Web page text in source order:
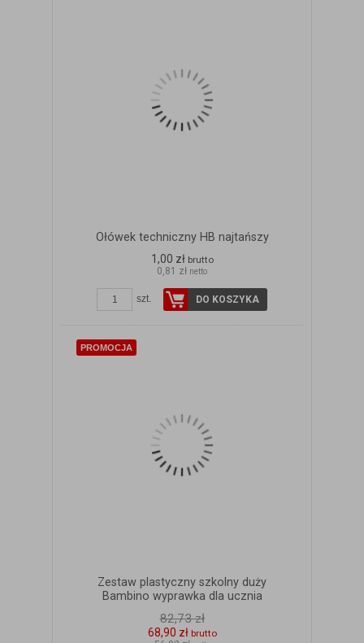
Ołówek techniczny HB najtańszy
1,00 zł brutto
0,81 zł netto
szt. DO KOSZYKA
PROMOCJA
Zestaw plastyczny szkolny duży
Bambino wyprawka dla ucznia
82,73 zł
68,90 zł brutto